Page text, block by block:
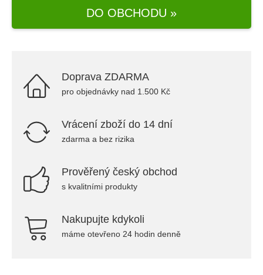
DO OBCHODU »
Doprava ZDARMA
pro objednávky nad 1.500 Kč
Vrácení zboží do 14 dní
zdarma a bez rizika
Prověřený český obchod
s kvalitními produkty
Nakupujte kdykoli
máme otevřeno 24 hodin denně